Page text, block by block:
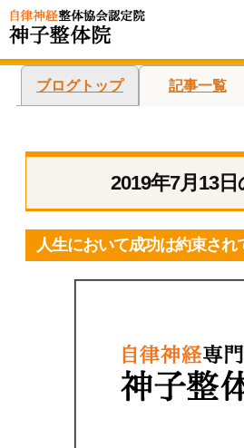
ブログトップ 記事一覧
2019年7月13
人生において成功は約束され